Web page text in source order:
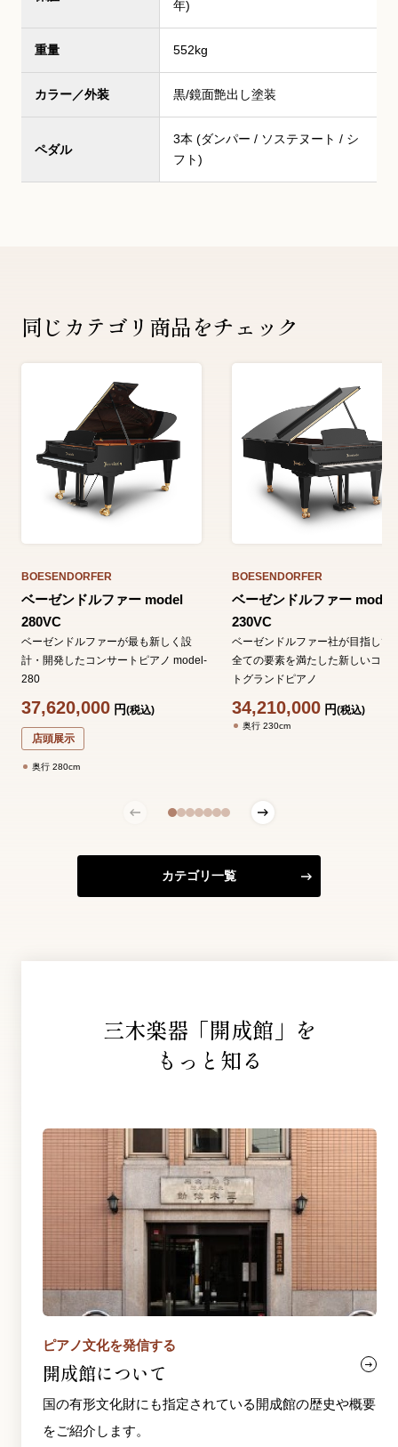
年)
重量 552kg
カラー／外装 黒/鏡面艶出し塗装
ペダル
3本 (ダンパー / ソステヌート / シ
フト)
同じカテゴリ商品をチェック
BOESENDORFER
ベーゼンドルファー model
280VC
ベーゼンドルファーが最も新しく設
計・開発したコンサートピアノ model-
280
37,620,000円(税込)
店頭展示
奥行 280cm
BOESENDORFER
ベーゼンドルファー model
230VC
ベーゼンドルファー社が目指して
全ての要素を満たした新しいコン
トグランドピアノ
34,210,000円(税込)
奥行 230cm
カテゴリ一覧
三木楽器「開成館」を
もっと知る
ピアノ文化を発信する
開成館について
国の有形文化財にも指定されている開成館の歴史や概要
をご紹介します。